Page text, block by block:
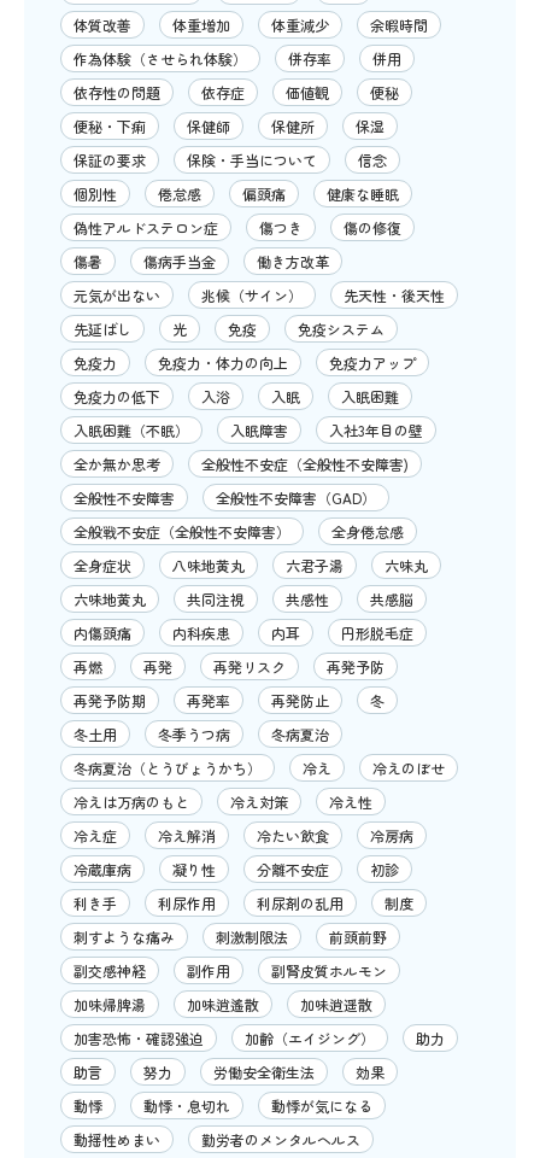
体質改善
体重増加 体重減少
余暇時間
作為体験（させられ体験）
併存率
併用
依存性の問題
依存症 価値観
便秘
便秘・下痢
保健師 保健所
保湿
保証の要求
保険・手当について
信念
個別性
倦怠感 偏頭痛
健康な睡眠
偽性アルドステロン症
傷つき
傷の修復
傷暑
傷病手当金
働き方改革
元気が出ない
兆候（サイン）
先天性・後天性
先延ばし
光 免疫
免疫システム
免疫力
免疫力・体力の向上
免疫力アップ
免疫力の低下
入浴 入眠
入眠困難
入眠困難（不眠）
入眠障害
入社3年目の壁
全か無か思考
全般性不安症（全般性不安障害)
全般性不安障害
全般性不安障害（GAD）
全般戦不安症（全般性不安障害）
全身倦怠感
全身症状
八味地黄丸 六君子湯
六味丸
六味地黄丸
共同注視 共感性
共感脳
内傷頭痛
内科疾患 内耳
円形脱毛症
再燃
再発 再発リスク
再発予防
再発予防期
再発率 再発防止
冬
冬土用
冬季うつ病
冬病夏治
冬病夏治（とうびょうかち）
冷え
冷えのぼせ
冷えは万病のもと
冷え対策
冷え性
冷え症
冷え解消 冷たい飲食
冷房病
冷蔵庫病
凝り性 分離不安症
初診
利き手
利尿作用 利尿剤の乱用
制度
刺すような痛み
刺激制限法
前頭前野
副交感神経
副作用
副腎皮質ホルモン
加味帰脾湯
加味逍遙散
加味逍遥散
加害恐怖・確認強迫
加齢（エイジング）
助力
助言
努力 労働安全衛生法
効果
動悸
動悸・息切れ
動悸が気になる
動揺性めまい
勤労者のメンタルヘルス